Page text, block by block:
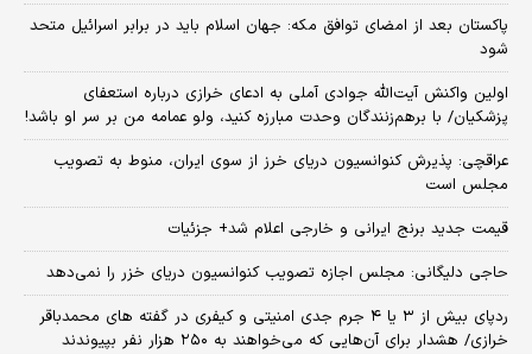
پاکستان بعد از امضای توافق مکه: جهان اسلام باید در برابر اسرائیل متحد
شود
اولین واکنش آیت‌الله جوادی آملی به ادعای خرازی درباره استعفای
پزشکیان/ با برهم‌زنندگان وحدت مبارزه کنید، ولو عمامه من بر سر او باشد!
عراقچی: پذیرش کنوانسیون دریای خرز از سوی ایران، منوط به تصویب
مجلس است
قیمت جدید برنج ایرانی و خارجی اعلام شد+ جزئیات
حاجی دلیگانی: مجلس اجازه تصویب کنوانسیون دریای خزر را نمی‌دهد
ردپای بیش از ۳ یا ۴ جرم جدی امنیتی و کیفری در گفته های محمدباقر
خرازی/ هشدار برای آن‌هایی که می‌خواهند به ۲۵۰ هزار نفر بپیوندند